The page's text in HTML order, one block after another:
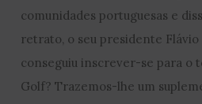
comunidades portuguesas e
retrato, o seu presidente
conseguiu inscrever-se para o
Golf? Trazemos-lhe um